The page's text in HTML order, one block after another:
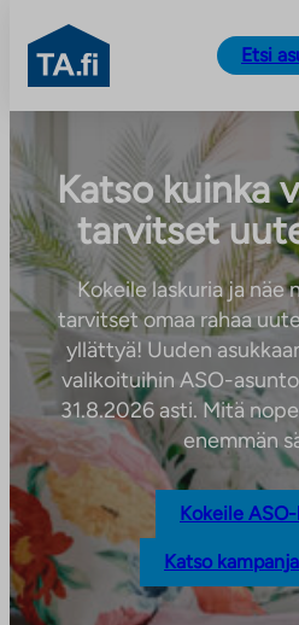
sisältöön
TA.fi
Etsi
Katso kuinka
tarvitset
Kokeile laskuria ja näe
tarvitset omaa rahaa
yllättyä! Uuden
valikoituihin ASO-
31.8.2026 asti. Mitä
enemmän
Kokeile
Katso